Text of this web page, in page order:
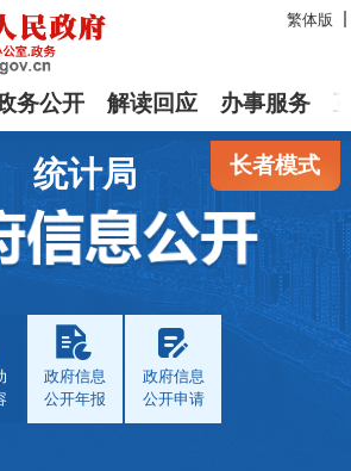
繁体版
务公开 解读回应 办事服务
长者模式
统计局
政府信息
公开年报
政府信息
公开申请